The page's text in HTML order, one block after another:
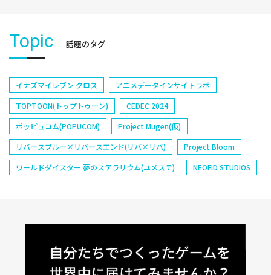
Topic 話題のタグ
イナズマイレブン クロス
アニメデータインサイトラボ
TOPTOON(トップトゥーン)
CEDEC 2024
ポッピュコム(POPUCOM)
Project Mugen(仮)
リバースブルー×リバースエンド(リバ×リバ)
Project Bloom
ワールドダイスター 夢のステラリウム(ユメステ)
NEOFID STUDIOS